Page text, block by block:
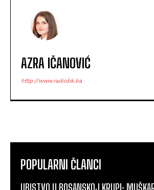
AZRA IČANOVIĆ
http://www.radiobk.ba
POPULARNI ČLANCI